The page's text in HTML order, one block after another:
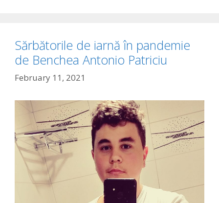
Sărbătorile de iarnă în pandemie
de Benchea Antonio Patriciu
February 11, 2021